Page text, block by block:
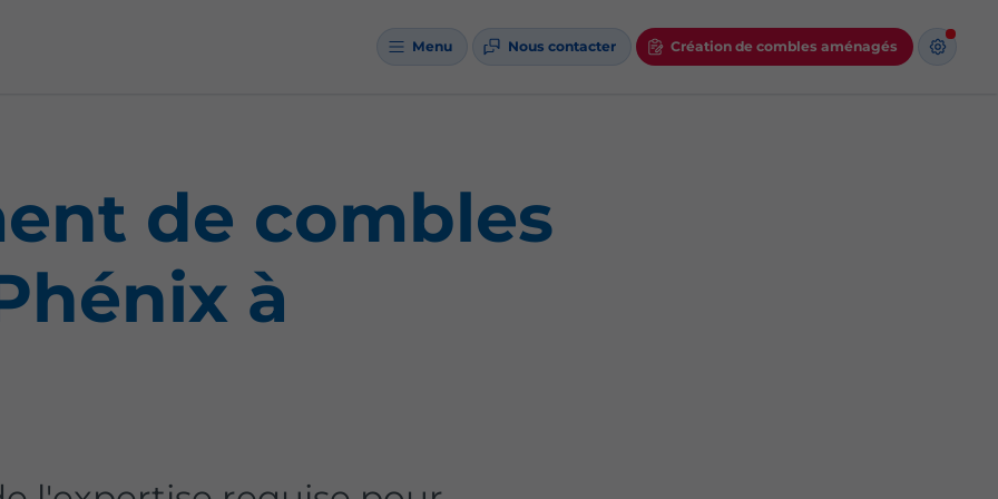
Menu Nous contacter Création de combles aménagés
de combles
à